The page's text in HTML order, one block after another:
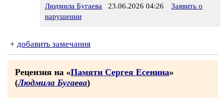
Людмила Бугаева 23.06.2026 04:26
Заявить о
нарушении
+ добавить замечания
Рецензия на «Памяти Сергея Есенина»
(Людмила Бугаева)